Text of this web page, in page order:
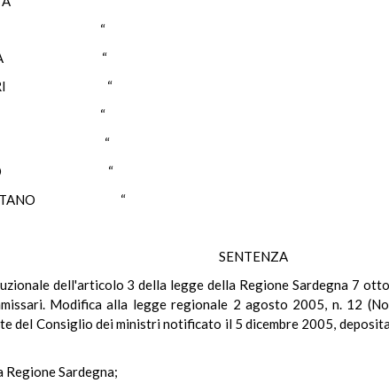
“
“
“
“
“
“
“
SENTENZA
dell'articolo 3 della legge della Regione Sardegna 7
Modifica alla legge regionale 2 agosto 2005, n. 12
del Consiglio dei ministri notificato il 5 dicembre 2005,
Sardegna;